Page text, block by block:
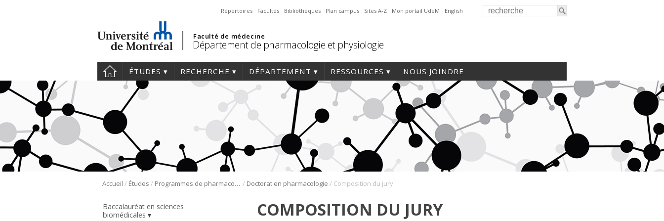
Répertoires Facultés Bibliothèques Plan campus Sites A-Z Mon portail UdeM English
Faculté de médecine
Département de pharmacologie et physiologie
ÉTUDES RECHERCHE DÉPARTEMENT RESSOURCES NOUS JOINDRE
Accueil / Études / Programmes de pharmacologie / Doctorat en pharmacologie / Composition du jury
Baccalauréat en sciences
biomédicales
COMPOSITION DU JURY